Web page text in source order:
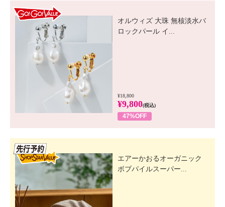
オルウィズ 大珠 無核淡水バ
ロックパール イ...
¥18,800
¥9,800(税込)
47%OFF
エアーかおるオーガニック
ボブパイルスーパー...